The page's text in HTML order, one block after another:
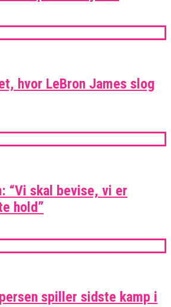
hvor LeBron James slog
“Vi skal bevise, vi er
hold”
spiller sidste kamp i